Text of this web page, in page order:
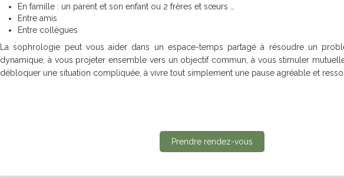
En famille : un parent et son enfant ou 2 frères et sœurs …
Entre amis
Entre collègues
La sophrologie peut vous aider dans un espace-temps partagé à résoudre un
dynamique, à vous projeter ensemble vers un objectif commun, à vous stimuler
débloquer une situation compliquée, à vivre tout simplement une pause agréable et
Prendre rendez-vous